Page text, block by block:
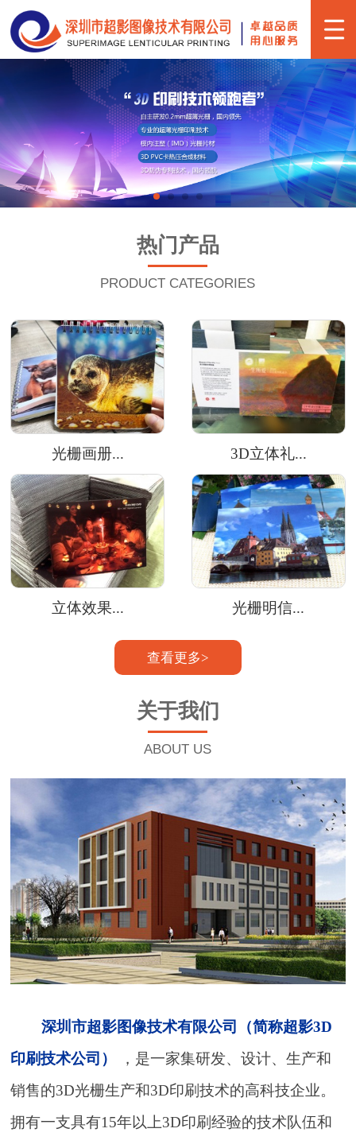
热门产品
PRODUCT CATEGORIES
光栅画册... 3D立体礼...
立体效果... 光栅明信...
查看更多>
关于我们
ABOUT US
深圳市超影图像技术有限公司（简称超影3D
印刷技术公司）
，是一家集研发、设计、生产和
销售的3D光栅生产和3D印刷技术的高科技企业。
拥有一支具有15年以上3D印刷经验的技术队伍和